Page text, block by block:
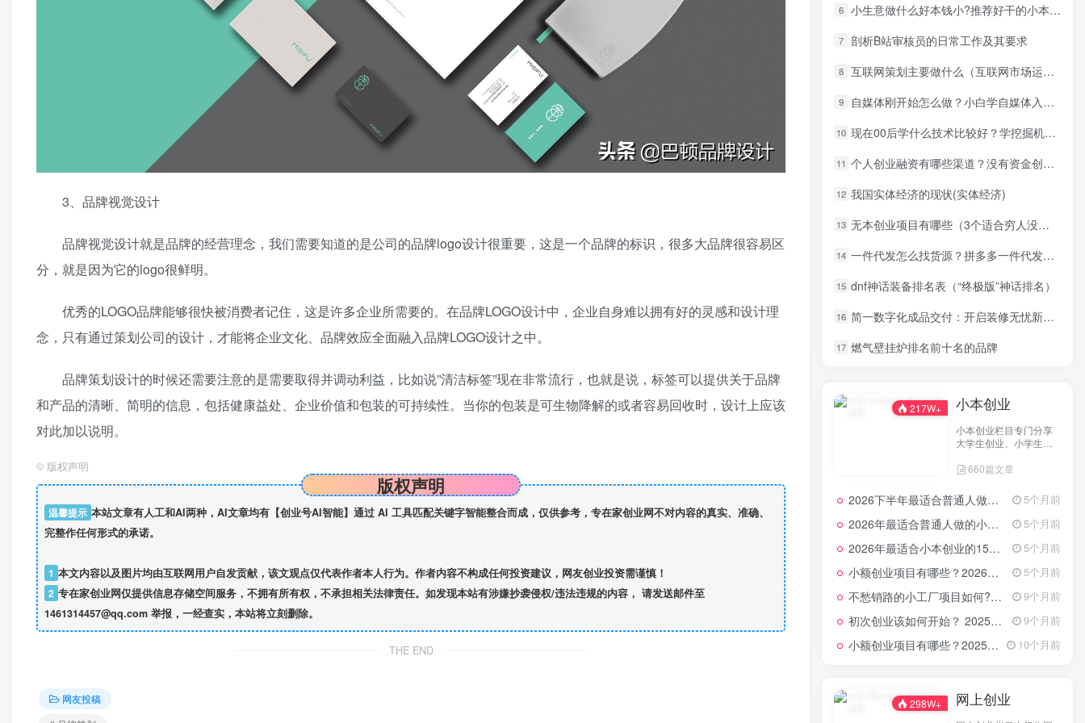
3、品牌视觉设计
品牌视觉设计就是品牌的经营理念，我们需要知道的是公司的品牌logo设计很重要，这是一个品牌的标识，很多大品牌很容易区
分，就是因为它的logo很鲜明。
优秀的LOGO品牌能够很快被消费者记住，这是许多企业所需要的。在品牌LOGO设计中，企业自身难以拥有好的灵感和设计理
念，只有通过策划公司的设计，才能将企业文化、品牌效应全面融入品牌LOGO设计之中。
品牌策划设计的时候还需要注意的是需要取得并调动利益，比如说”清洁标签”现在非常流行，也就是说，标签可以提供关于品牌
和产品的清晰、简明的信息，包括健康益处、企业价值和包装的可持续性。当你的包装是可生物降解的或者容易回收时，设计上应该
对此加以说明。
© 版权声明
版权声明
温馨提示 本站文章有人工和AI两种，AI文章均有【创业号AI智能】通过 AI 工具匹配关键字智能整合而成，仅供参考，专在家创业网不对内容的真实、准确、
完整作任何形式的承诺。
1 本文内容以及图片均由互联网用户自发贡献，该文观点仅代表作者本人行为。作者内容不构成任何投资建议，网友创业投资需谨慎！
2 专在家创业网仅提供信息存储空间服务，不拥有所有权，不承担相关法律责任。如发现本站有涉嫌抄袭侵权/违法违规的内容， 请发送邮件至
1461314457@qq.com 举报，一经查实，本站将立刻删除。
THE END
网友投稿
6 小生意做什么好本钱小?推荐好干的小本生意
7 剖析B站审核员的日常工作及其要求
8 互联网策划主要做什么（互联网市场运营推广策划案）
9 自媒体刚开始怎么做？小白学自媒体入门3个细节
10 现在00后学什么技术比较好？学挖掘机技术的优势分析
11 个人创业融资有哪些渠道？没有资金创业方法
12 我国实体经济的现状(实体经济)
13 无本创业项目有哪些（3个适合穷人没本钱创业项目推荐）
14 一件代发怎么找货源？拼多多一件代发怎么找货源技巧
15 dnf神话装备排名表（“终极版”神话排名）
16 简一数字化成品交付：开启装修无忧新时代，让大理石瓷砖美出新高度
17 燃气壁挂炉排名前十名的品牌
217W+ 小本创业
小本创业栏目专门分享
大学生创业、小学生创
并为网友提供小成本创
经验分享。
660篇文章
2026下半年最适合普通人做的小生意！看完对你有收获，普通人也能月入过万的实战路子 5个月前
2026年最适合普通人做的小生意！看完对你有收获的实用清单 5个月前
2026年最适合小本创业的15大类20个项目，月入过万不是梦 5个月前
小额创业项目有哪些？2026年指南：低成本高回报的40个轻资产赛道全解析 5个月前
不愁销路的小工厂项目如何?2025年最新10种项目不愁销路 9个月前
初次创业该如何开始？ 2025年最新适合年轻人的低成本创业项目 9个月前
小额创业项目有哪些？2025年最新15个小额投资创业好项目 10个月前
298W+ 网上创业